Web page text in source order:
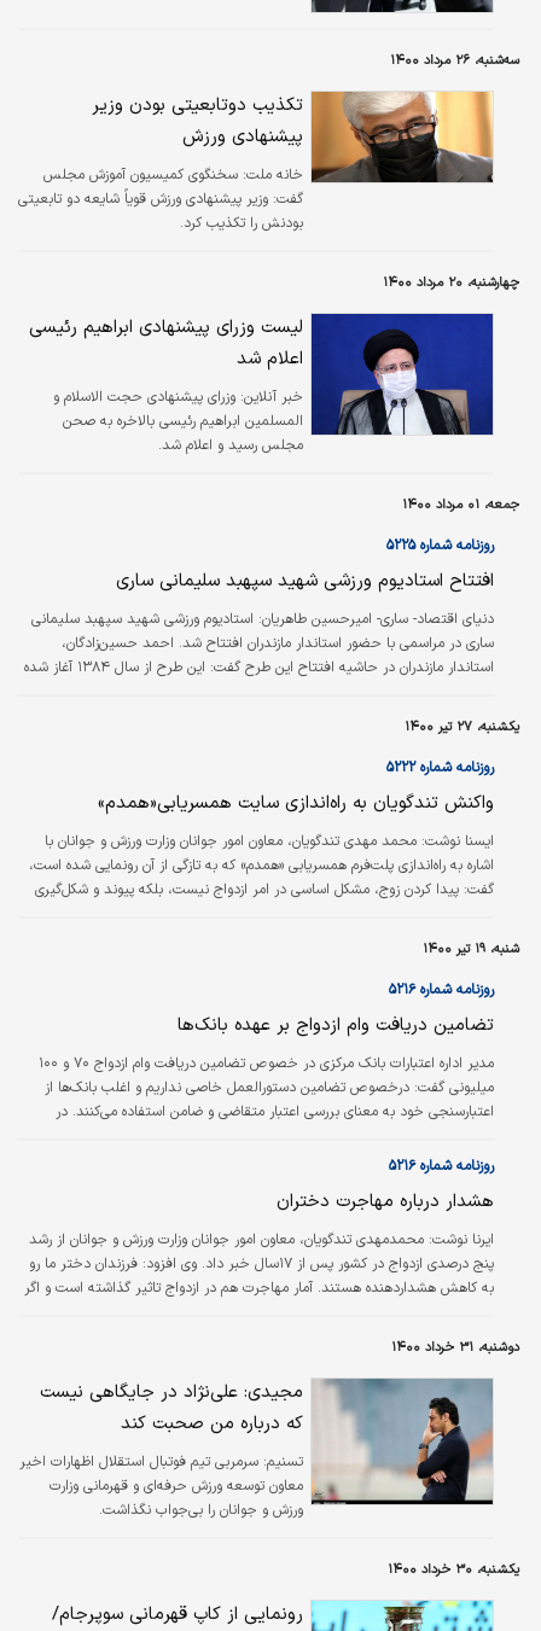
سه‌شنبه، ۲۶ مرداد ۱۴۰۰
تکذیب دوتابعیتی بودن وزیر
پیشنهادی ورزش
خانه ملت: سخنگوی کمیسیون آموزش مجلس
گفت: وزیر پیشنهادی ورزش قویاً شایعه دو تابعیتی
بودنش را تکذیب کرد.
چهارشنبه، ۲۰ مرداد ۱۴۰۰
لیست وزرای پیشنهادی ابراهیم رئیسی
اعلام شد
خبر آنلاین: وزرای پیشنهادی حجت الاسلام و
المسلمین ابراهیم رئیسی بالاخره به صحن
مجلس رسید و اعلام شد.
جمعه، ۰۱ مرداد ۱۴۰۰
روزنامه شماره ۵۲۲۵
افتتاح استادیوم ورزشی شهید سپهبد سلیمانی ساری
دنیای اقتصاد- ساری- امیرحسین طاهریان: استادیوم ورزشی شهید سپهبد سلیمانی
ساری در مراسمی با حضور استاندار مازندران افتتاح شد. احمد حسین‌زادگان،
استاندار مازندران در حاشیه افتتاح این طرح گفت: این طرح از سال ۱۳۸۴ آغاز شده
تزریق شده است، افزود: این سالن ورزشی چه به…
یکشنبه، ۲۷ تیر ۱۴۰۰
روزنامه شماره ۵۲۲۲
واکنش تندگویان به راه‌اندازی سایت همسریابی«همدم»
ایسنا نوشت: محمد مهدی تندگویان، معاون امور جوانان وزارت ورزش و جوانان با
اشاره به راه‌اندازی پلت‌فرم همسریابی «همدم» که به تازگی از آن رونمایی شده است،
گفت: پیدا کردن زوج، مشکل اساسی در امر ازدواج نیست، بلکه پیوند و شکل‌گیری
است که مجوز دادن به این سامانه‌ها و سایت‌ها یک بحث است و نظارت آنلاین و
امکان برخورد به موقع با خطا و هر نوع مفسده این سایت‌ها بحثی اساسی‌تر است.
اگر هر نهادی بخواهد این کار را انجام دهد علاوه‌بر تامین ایمنی افرادی…
شنبه، ۱۹ تیر ۱۴۰۰
روزنامه شماره ۵۲۱۶
تضامین دریافت وام ازدواج بر عهده بانک‌ها
مدیر اداره اعتبارات بانک مرکزی در خصوص تضامین دریافت وام ازدواج ۷۰ و ۱۰۰
میلیونی گفت: درخصوص تضامین دستور‌العمل خاصی نداریم و اغلب بانک‌ها از
اعتبارسنجی خود به معنای بررسی اعتبار متقاضی و ضامن استفاده می‌کنند. در
اعطای تسهیلات تضامین کافی را بگیرد.
روزنامه شماره ۵۲۱۶
هشدار درباره مهاجرت دختران
ایرنا نوشت: محمدمهدی تندگویان، معاون امور جوانان وزارت ورزش و جوانان از رشد
پنج درصدی ازدواج در کشور پس از ۱۷‌سال خبر داد. وی افزود: فرزندان دختر ما رو
به کاهش هشدار‌دهنده هستند. آمار مهاجرت هم در ازدواج تاثیر گذاشته است و اگر
دوشنبه، ۳۱ خرداد ۱۴۰۰
مجیدی: علی‌نژاد در جایگاهی نیست
که درباره من صحبت کند
تسنیم: سرمربی تیم فوتبال استقلال اظهارات اخیر
معاون توسعه ورزش حرفه‌ای و قهرمانی وزارت
ورزش و جوانان را بی‌جواب نگذاشت.
یکشنبه، ۳۰ خرداد ۱۴۰۰
رونمایی از کاپ قهرمانی سوپرجام/